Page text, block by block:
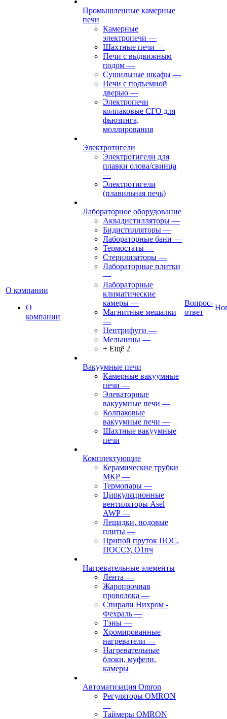
О компании
О
компании
Промышленные камерные
печи
Камерные
электропечи —
Шахтные печи —
Печи с выдвижным
подом —
Сушильные шкафы —
Печи с подъемной
дверью —
Электропечи
колпаковые СГО для
фьюзинга,
моллирования
Электротигели
Электротигели для
плавки олова/свинца
—
Электротигели
(плавильная печь)
Лабораторное оборудование
Аквадистилляторы —
Бидистилляторы —
Лабораторные бани —
Термостаты —
Стерилизаторы —
Лабораторные плитки
—
Лабораторные
климатические
камеры —
Магнитные мешалки
—
Центрифуги —
Мельницы —
+ Ещё 2
Вакуумные печи
Камерные вакуумные
печи —
Элеваторные
вакуумные печи —
Колпаковые
вакуумные печи —
Шахтные вакуумные
печи
Комплектующие
Керамические трубки
МКР —
Термопары —
Циркуляционные
вентиляторы Asel
AWP—
Лещадки, подовые
плиты —
Припой пруток ПОС,
ПОССУ, О1пч
Нагревательные элементы
Лента —
Жаропрочная
проволока —
Спирали Нихром -
Фехраль —
Тэны —
Хромированные
нагреватели —
Нагревательные
блоки, муфели,
камеры
Автоматизация Omron
Регуляторы OMRON
—
Таймеры OMRON
Вопрос-
ответ